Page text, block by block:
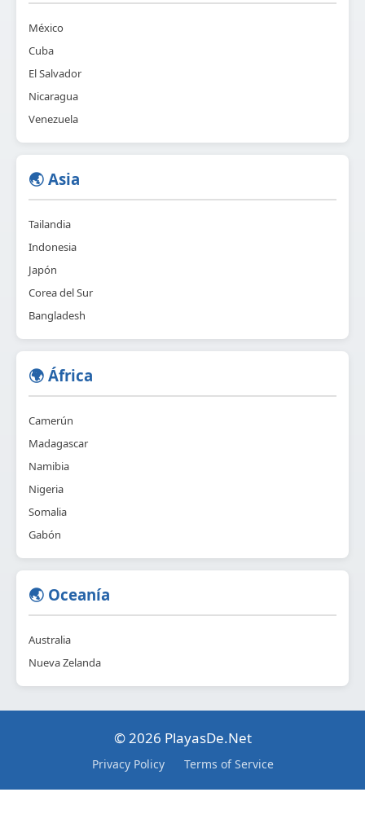
México
Cuba
El Salvador
Nicaragua
Venezuela
🌏 Asia
Tailandia
Indonesia
Japón
Corea del Sur
Bangladesh
🌍 África
Camerún
Madagascar
Namibia
Nigeria
Somalia
Gabón
🌏 Oceanía
Australia
Nueva Zelanda
© 2026 PlayasDe.Net
Privacy Policy Terms of Service